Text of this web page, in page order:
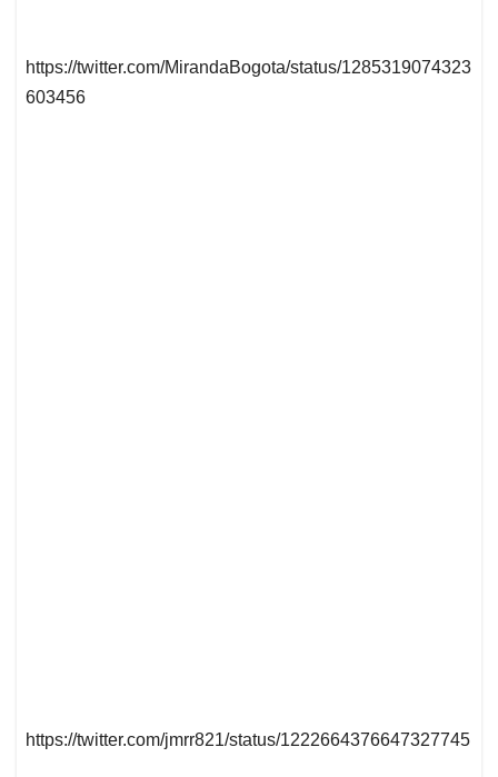
https://twitter.com/MirandaBogota/status/1285319074323
603456
https://twitter.com/jmrr821/status/1222664376647327745